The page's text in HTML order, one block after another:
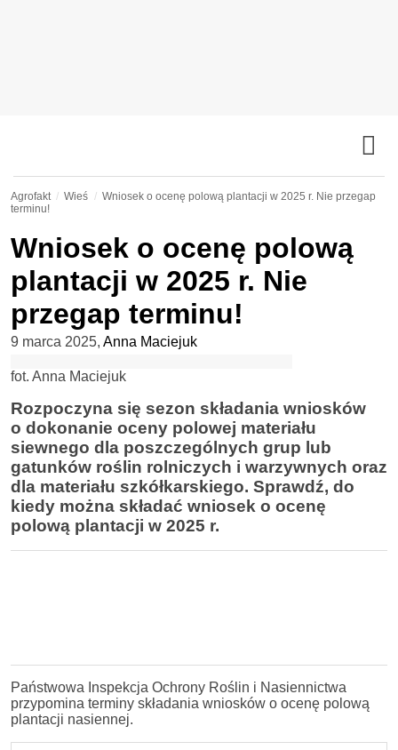
Agrofakt Wieś
Wniosek o ocenę polową plantacji w 2025 r. Nie przegap
terminu!
Wniosek o ocenę polową
plantacji w 2025 r. Nie
przegap terminu!
9 marca 2025, Anna Maciejuk
fot. Anna Maciejuk
Rozpoczyna się sezon składania wniosków
o dokonanie oceny polowej materiału
siewnego dla poszczególnych grup lub
gatunków roślin rolniczych i warzywnych oraz
dla materiału szkółkarskiego. Sprawdź, do
kiedy można składać wniosek o ocenę
polową plantacji w 2025 r.
Państwowa Inspekcja Ochrony Roślin i Nasiennictwa
przypomina terminy składania wniosków o ocenę polową
plantacji nasiennej.